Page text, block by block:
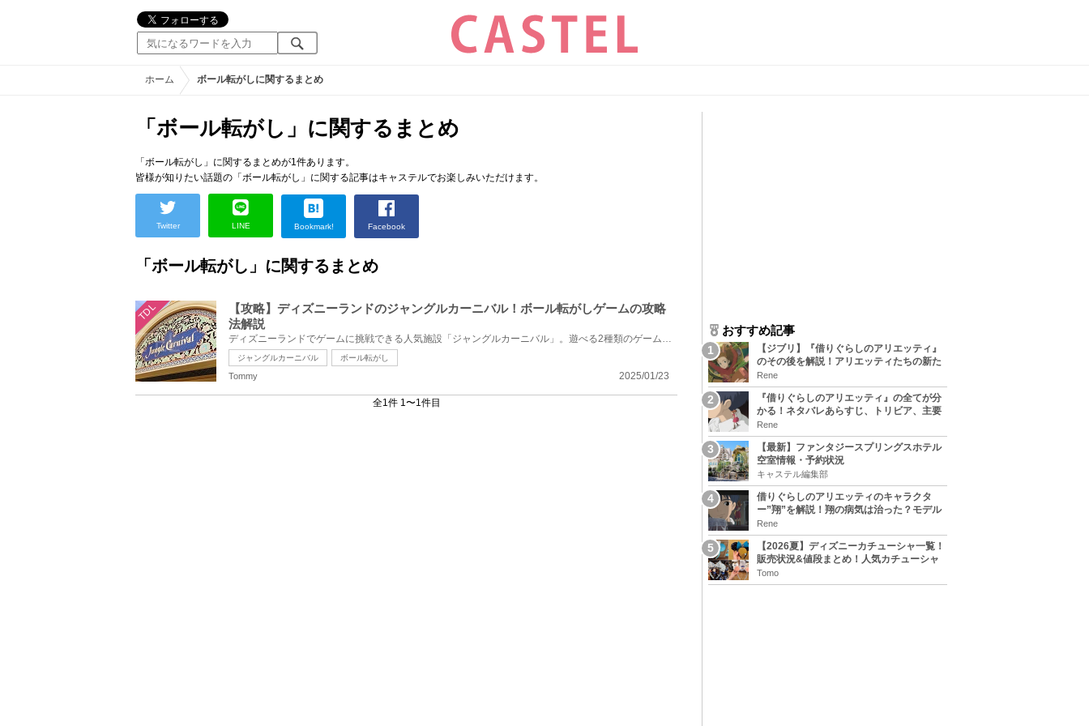
ホーム ボール転がしに関するまとめ
「ボール転がし」に関するまとめ
「ボール転がし」に関するまとめが1件あります。
皆様が知りたい話題の「ボール転がし」に関する記事はキャステルでお楽しみいただけます。
Twitter LINE Bookmark! Facebook
「ボール転がし」に関するまとめ
TDL
【攻略】ディズニーランドのジャングルカーニバル！ボール転がしゲームの攻略
法解説
ディズニーランドでゲームに挑戦できる人気施設「ジャングルカーニバル」。遊べる2種類のゲームのうち、...
ジャングルカーニバル ボール転がし
2025/01/23
Tommy
全1件 1〜1件目
おすすめ記事
【ジブリ】『借りぐらしのアリエッティ』
のその後を解説！アリエッティたちの新た
な住処は？翔の病気は治る？
Rene
『借りぐらしのアリエッティ』の全てが分
かる！ネタバレあらすじ、トリビア、主要
キャラまとめ！
Rene
【最新】ファンタジースプリングスホテル
空室情報・予約状況
キャステル編集部
借りぐらしのアリエッティのキャラクタ
ー”翔”を解説！翔の病気は治った？モデル
は誰？
Rene
【2026夏】ディズニーカチューシャ一覧！
販売状況&値段まとめ！人気カチューシャ
をチェック
Tomo